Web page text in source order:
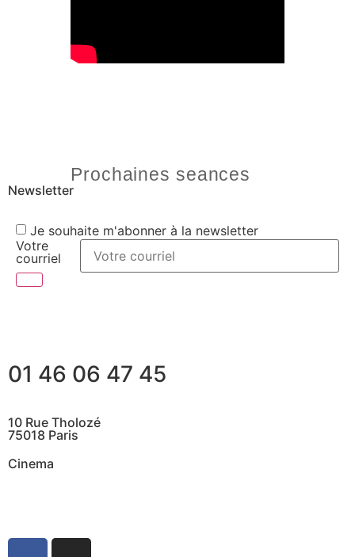
Prochaines seances
Newsletter
Je souhaite m'abonner à la newsletter
Votre
courriel
01 46 06 47 45
10 Rue Tholozé
75018 Paris
Cinema